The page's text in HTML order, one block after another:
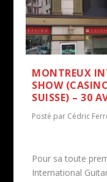
MONTREUX
SHOW
SUISSE) – 30
Posté par Cédric
Pour sa toute
International